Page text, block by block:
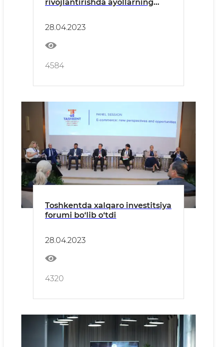
rivojlantirishda ayollarning
28.04.2023
4584
Toshkentda xalqaro investitsiya
forumi bo‘lib o‘tdi
28.04.2023
4320